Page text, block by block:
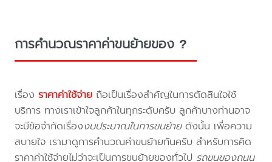
การคำนวณราคาค่าขนย้ายของ ?
เรื่องราคาค่าใช้จ่าย ถือเป็นเรื่องสำคัญในการตัดสินใจใช้
บริการ ทางเราเข้าใจลูกค้าในทุกระดับครับ ลูกค้าบางท่านอาจ
จะมีข้อจำกัดเรื่องงบประมาณในการขนย้ายดังนั้น เพื่อความ
สบายใจ เรามาดูการคำนวณค่าขนย้ายกันครับ สำหรับการคิด
ราคาค่าใช้จ่ายไม่ว่าจะเป็นการขนย้ายของทั่วไป รถขนของถนน